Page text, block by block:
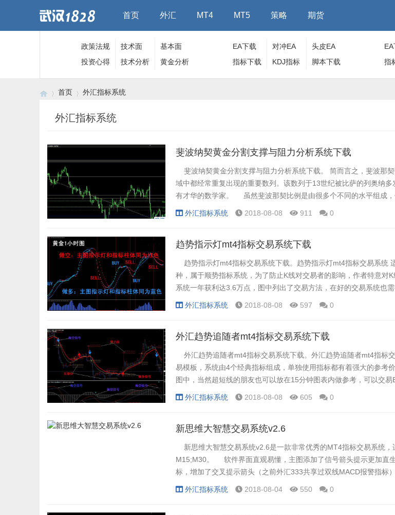
首页 外汇 MT4 MT5 策略 期货
政策法规 技术面
基本面
投资心得
技术分析 黄金分析
EA下载 对冲EA
头皮EA
指标下载
KDJ指标 脚本下载
指
首页 外汇指标系统
外汇指标系统
斐波纳契黄金分割支撑与阻力分析系统下载
斐波纳契黄金分割支撑与阻力分析系统下载。 简而言之，斐波那
域中都经常重复出现的重要数列。该数列于13世纪被比萨的列奥纳
有才华的数学家。 虽然斐波那契比例是由很多个不同的水平组成，
就是61.8%或0.618，由此延伸得来的1.618和2.618的扩展水平也具
外汇指标系统 2018-08-08 911 0
趋势指示灯mt4指标交易系统下载
趋势指示灯mt4指标交易系统下载。趋势指示灯mt4指标交易系统
种，属于顺势指标系统，为了防止K线对交易者的影响，作者特意对
系统一年获利达3.6万点，图中列出了交易方法，在好的交易系统也
管理，以下是软件的截图喜欢的朋友可以下载研究！ 趋势指示灯mt4
外汇指标系统 2018-08-08 597 0
外汇趋势追随者mt4指标交易系统下载
外汇趋势追随者mt4指标交易系统下载。外汇趋势追随者mt4指标
易模板，系统由4个经典指标组成，单独使用指标都有着强大的参考
图中，当然超短线的朋友也可以放在15分钟图表内做参考，可以交易
EUR/JPY；AUD/USD....等. 外汇趋势追随者mt4指标交易系统下载。
外汇指标系统 2018-08-08 605 0
新思维大智慧交易系统v2.6
新思维大智慧交易系统v2.6是一款非常优秀的MT4指标交易系统，
M15;M30。 软件界面直观易懂，主图添加了信号箭头提示更加直
标，增加了交叉提示箭头（之前外汇333共享过双线MACD报警指标
的把握更上一层楼。 新思维大智慧交易系统v2.6 MT4平台技术指标
外汇指标系统 2018-08-04 550 0